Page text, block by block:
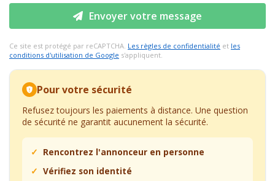
Envoyer votre message
Ce site est protégé par reCAPTCHA. Les règles de confidentialité et les
conditions d'utilisation de Google s'appliquent.
Pour votre sécurité
Refusez toujours les paiements à distance. Une question
de sécurité ne garantit aucunement la sécurité.
Rencontrez l'annonceur en personne
Vérifiez son identité